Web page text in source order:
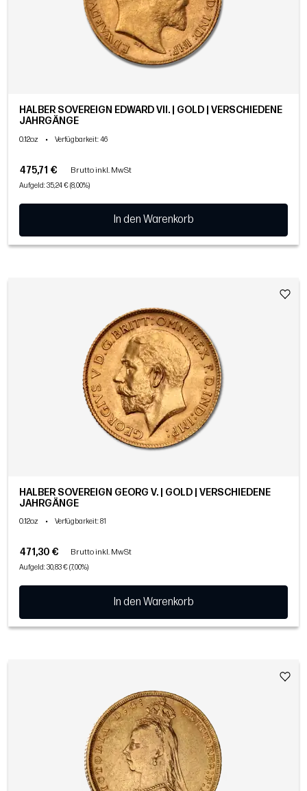
HALBER SOVEREIGN EDWARD VII. | GOLD | VERSCHIEDENE
JAHRGÄNGE
0.12oz • Verfügbarkeit: 46
475,71 € Brutto inkl. MwSt
Aufgeld: 35,24 € (8,00%)
In den Warenkorb
HALBER SOVEREIGN GEORG V. | GOLD | VERSCHIEDENE
JAHRGÄNGE
0.12oz • Verfügbarkeit: 81
471,30 € Brutto inkl. MwSt
Aufgeld: 30,83 € (7,00%)
In den Warenkorb